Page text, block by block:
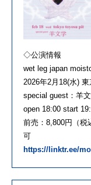
◇公演情報
wet leg japan
2026年2月18(水)
special guest：羊
open 18:00 start
前売：8,800円（
可
https://linktr.ee/